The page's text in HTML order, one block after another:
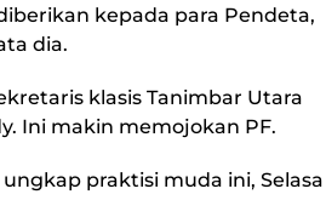
kepada para Pendeta,
dia.
klasis Tanimbar Utara
Ini makin memojokan PF.
praktisi muda ini, Selasa